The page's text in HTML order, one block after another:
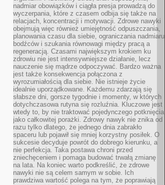
nadmiar obowiązków i ciągła presja prowadzą do
wyczerpania, które z czasem odbija się także na
relacjach, koncentracji i motywacji. Zdrowe nawyki
obejmują więc również umiejętność odpuszczania,
planowania czasu dla siebie, ograniczania nadmiaru
bodźców i szukania równowagi między pracą a
regeneracją. Czasami największym krokiem ku
zdrowiu nie jest intensywniejsze działanie, lecz
nauczenie się mądrze odpoczywać. Bardzo ważna
jest także konsekwencja połączona z
wyrozumiałością dla siebie. Nie istnieje życie
idealnie uporządkowane. Każdemu zdarzają się
słabsze dni, gorsze tygodnie i momenty, w których
dotychczasowa rutyna się rozluźnia. Kluczowe jest
wtedy to, by nie traktować pojedynczego potknięcia
jako całkowitej porażki. Zdrowy nawyk nie znika od
razu tylko dlatego, że jednego dnia zabrakło
spaceru lub pojawił się mniej korzystny posiłek. O
sukcesie decyduje powrót do dobrego kierunku, a
nie perfekcja. Taka postawa chroni przed
zniechęceniem i pomaga budować trwałą zmianę
na lata. Na koniec warto podkreślić, że zdrowe
nawyki nie są celem samym w sobie. Ich
prawdziwa wartość polega na tym, że poprawiają